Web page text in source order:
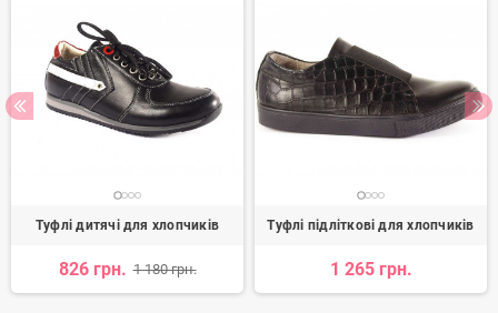
Туфлі дитячі для хлопчиків
826 грн. 1 180 грн.
Туфлі підліткові для хлопчиків
1 265 грн.